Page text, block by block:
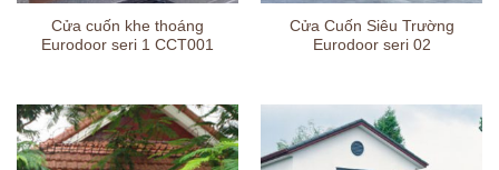
Cửa cuốn khe thoáng
Eurodoor seri 1 CCT001
Cửa Cuốn Siêu Trường
Eurodoor seri 02